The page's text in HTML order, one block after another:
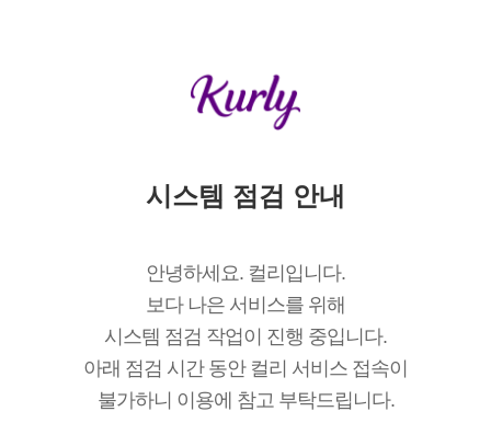
시스템 점검 안내
안녕하세요. 컬리입니다.
보다 나은 서비스를 위해
시스템 점검 작업이 진행 중입니다.
아래 점검 시간 동안 컬리 서비스 접속이
불가하니 이용에 참고 부탁드립니다.